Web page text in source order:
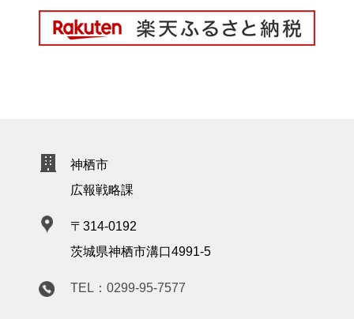
神栖市
広報戦略課
〒314-0192
茨城県神栖市溝口4991-5
TEL：0299-95-7577